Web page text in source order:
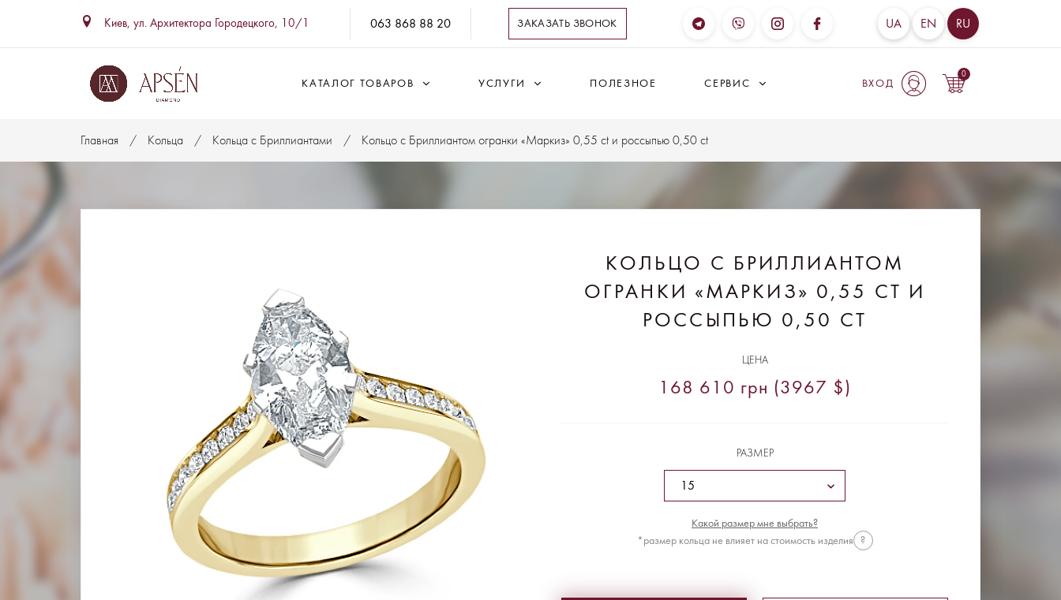
Киев, ул. Архитектора Городецкого, 10/1 063 868 88 20 ЗАКАЗАТЬ ЗВОНОК UA EN RU
КАТАЛОГ ТОВАРОВ УСЛУГИ ПОЛЕЗНОЕ СЕРВИС ВХОД
0
Главная Кольца Кольца с Бриллиантами Кольцо с Бриллиантом огранки «Маркиз» 0,55 ct и россыпью 0,50 ct
КОЛЬЦО С БРИЛЛИАНТОМ
ОГРАНКИ «МАРКИЗ» 0,55 CT И
РОССЫПЬЮ 0,50 CT
ЦЕНА
168 610 грн (3967 $)
РАЗМЕР
Какой размер мне выбрать?
*размер кольца не влияет на стоимость изделия
?